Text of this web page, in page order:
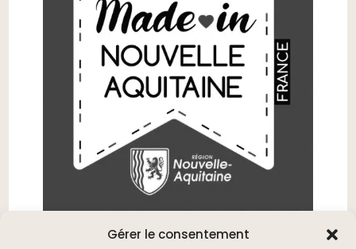
Gérer le consentement